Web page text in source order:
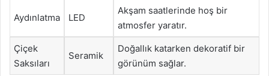
Aydınlatma LED
Akşam saatlerinde hoş bir
atmosfer yaratır.
Çiçek
Saksıları
Seramik
Doğallık katarken dekoratif bir
görünüm sağlar.